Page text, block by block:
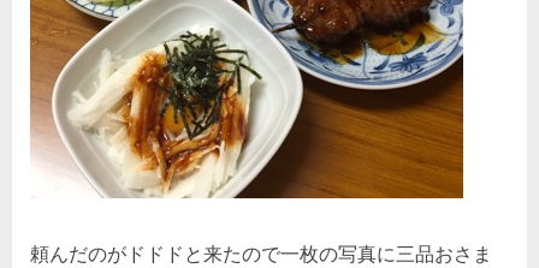
頼んだのがドドドと来たので一枚の写真に三品おさま